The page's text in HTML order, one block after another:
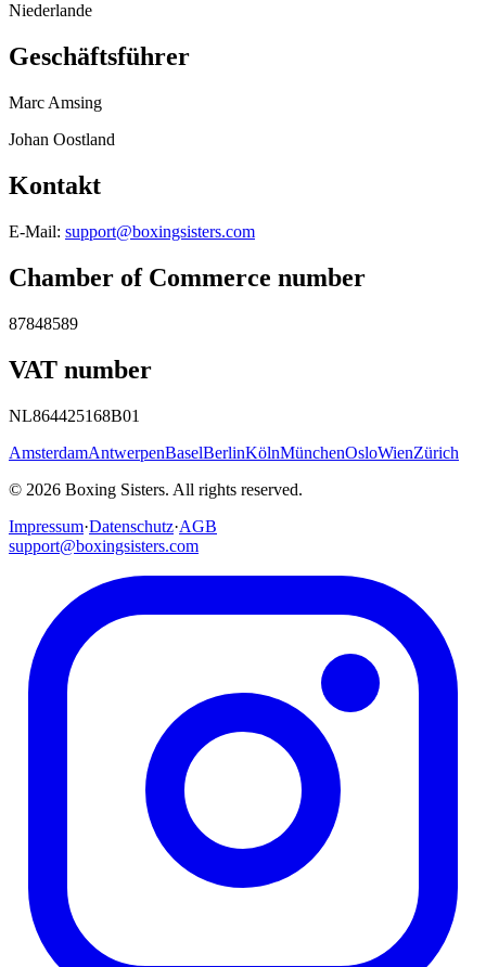
Niederlande
Geschäftsführer
Marc Amsing
Johan Oostland
Kontakt
E-Mail: support@boxingsisters.com
Chamber of Commerce number
87848589
VAT number
NL864425168B01
AmsterdamAntwerpenBaselBerlinKölnMünchenOsloWienZürich
© 2026 Boxing Sisters. All rights reserved.
Impressum·Datenschutz·AGB
support@boxingsisters.com